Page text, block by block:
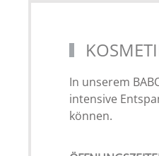
In unserem
intensive
können.